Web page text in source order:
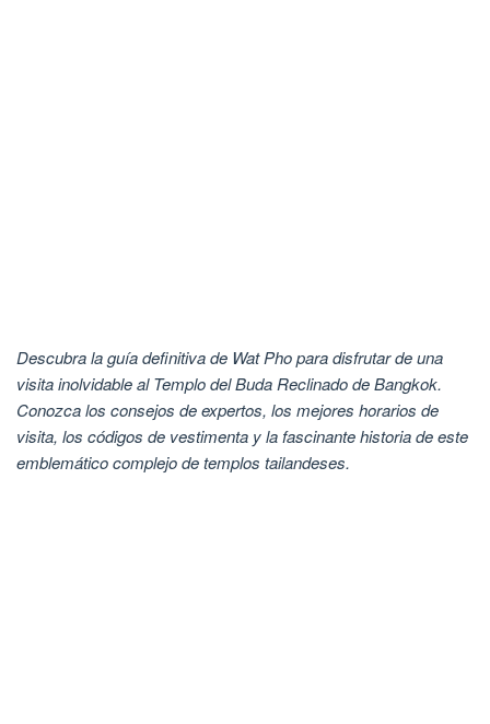
Descubra la guía definitiva de Wat Pho para disfrutar de una
visita inolvidable al Templo del Buda Reclinado de Bangkok.
Conozca los consejos de expertos, los mejores horarios de
visita, los códigos de vestimenta y la fascinante historia de este
emblemático complejo de templos tailandeses.